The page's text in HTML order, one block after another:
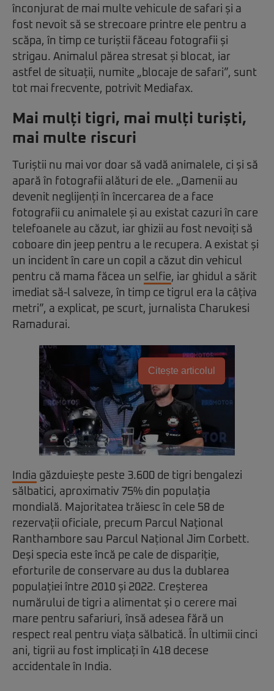
înconjurat de mai multe vehicule de safari și a
fost nevoit să se strecoare printre ele pentru a
scăpa, în timp ce turiștii făceau fotografii și
strigau. Animalul părea stresat și blocat, iar
astfel de situații, numite „blocaje de safari”, sunt
tot mai frecvente, potrivit Mediafax.
Mai mulți tigri, mai mulți turiști,
mai multe riscuri
Turiștii nu mai vor doar să vadă animalele, ci și să
apară în fotografii alături de ele. „Oamenii au
devenit neglijenți în încercarea de a face
fotografii cu animalele și au existat cazuri în care
telefoanele au căzut, iar ghizii au fost nevoiți să
coboare din jeep pentru a le recupera. A existat și
un incident în care un copil a căzut din vehicul
pentru că mama făcea un selfie, iar ghidul a sărit
imediat să-l salveze, în timp ce tigrul era la câțiva
metri”, a explicat, pe scurt, jurnalista Charukesi
Ramadurai.
Citește articolul
India găzduiește peste 3.600 de tigri bengalezi
sălbatici, aproximativ 75% din populația
mondială. Majoritatea trăiesc în cele 58 de
rezervații oficiale, precum Parcul Național
Ranthambore sau Parcul Național Jim Corbett.
Deși specia este încă pe cale de dispariție,
eforturile de conservare au dus la dublarea
populației între 2010 și 2022. Creșterea
numărului de tigri a alimentat și o cerere mai
mare pentru safariuri, însă adesea fără un
respect real pentru viața sălbatică. În ultimii cinci
ani, tigrii au fost implicați în 418 decese
accidentale în India.